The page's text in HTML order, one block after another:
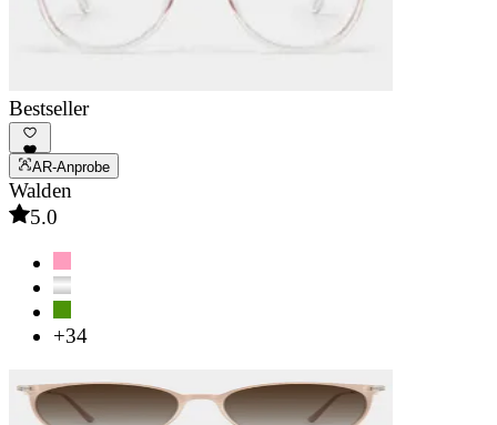
Bestseller
AR-Anprobe
Walden
5.0
+34